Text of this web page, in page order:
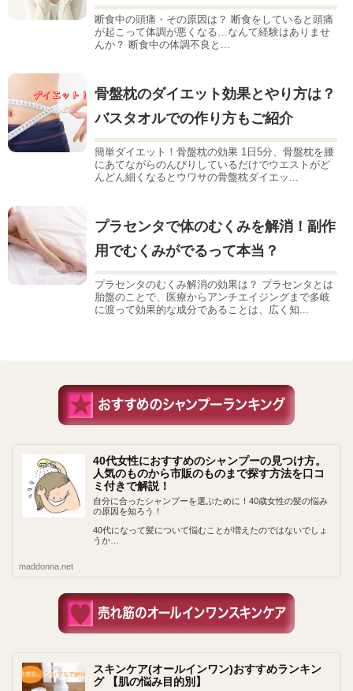
断食中の頭痛・その原因は？ 断食をしていると頭痛
が起こって体調が悪くなる…なんて経験はありませ
んか？ 断食中の体調不良と...
骨盤枕のダイエット効果とやり方は？
バスタオルでの作り方もご紹介
簡単ダイエット！骨盤枕の効果 1日5分、骨盤枕を腰
にあてながらのんびりしているだけでウエストがど
んどん細くなるとウワサの骨盤枕ダイエッ...
プラセンタで体のむくみを解消！副作
用でむくみがでるって本当？
プラセンタのむくみ解消の効果は？ プラセンタとは
胎盤のことで、医療からアンチエイジングまで多岐
に渡って効果的な成分であることは、広く知...
40代女性におすすめのシャンプーの見つけ方。
人気のものから市販のものまで探す方法を口コ
ミ付きで解説！
自分に合ったシャンプーを選ぶために！40歳女性の髪の悩み
の原因を知ろう！
40代になって髪について悩むことが増えたのではないでしょ
うか…
maddonna.net
スキンケア(オールインワン)おすすめランキン
グ 【肌の悩み目的別】